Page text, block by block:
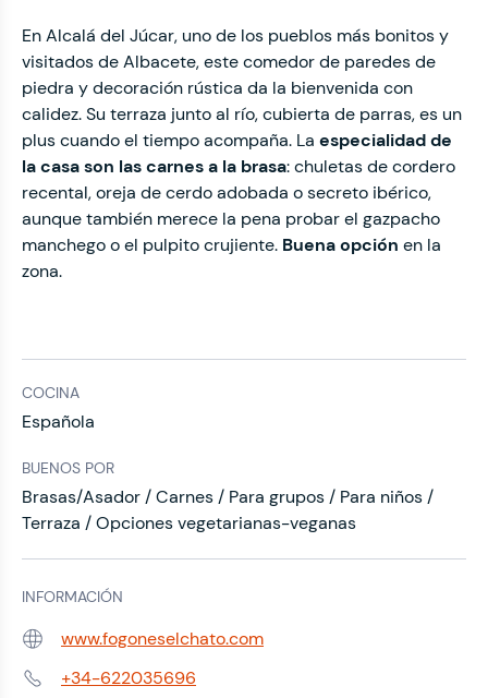
En Alcalá del Júcar, uno de los pueblos más bonitos y
visitados de Albacete, este comedor de paredes de
piedra y decoración rústica da la bienvenida con
calidez. Su terraza junto al río, cubierta de parras, es un
plus cuando el tiempo acompaña. La especialidad de
la casa son las carnes a la brasa: chuletas de cordero
recental, oreja de cerdo adobada o secreto ibérico,
aunque también merece la pena probar el gazpacho
manchego o el pulpito crujiente. Buena opción en la
zona.
COCINA
Española
BUENOS POR
Brasas/Asador / Carnes / Para grupos / Para niños /
Terraza / Opciones vegetarianas-veganas
INFORMACIÓN
Web: www.fogoneselchato.com
Teléfono:+34-622035696